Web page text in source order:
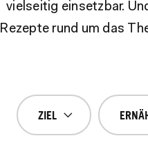
vielseitig einsetzbar.
Rezepte rund um das
ZIEL